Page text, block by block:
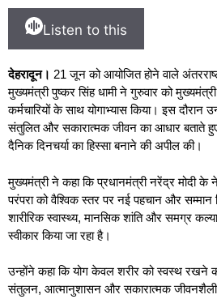
Listen to this
देहरादून। 21 जून को आयोजित होने वाले
मुख्यमंत्री पुष्कर सिंह धामी ने गुरुवार को
कर्मचारियों के साथ योगाभ्यास किया। इस दौरान
संतुलित और सकारात्मक जीवन का आधार बताते
दैनिक दिनचर्या का हिस्सा बनाने की अपील की।
मुख्यमंत्री ने कहा कि प्रधानमंत्री नरेंद्र मोदी के
परंपरा को वैश्विक स्तर पर नई पहचान और
शारीरिक स्वास्थ्य, मानसिक शांति और समग्र
स्वीकार किया जा रहा है।
उन्होंने कहा कि योग केवल शरीर को स्वस्थ रखने
संतुलन, आत्मानुशासन और सकारात्मक